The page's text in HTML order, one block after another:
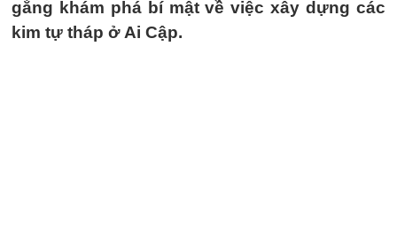
gắng khám phá bí mật về việc xây dựng các
kim tự tháp ở Ai Cập.